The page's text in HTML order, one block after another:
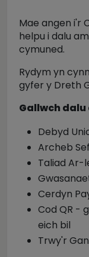
Mae angen i'r
helpu i dalu
cymuned.
Rydym yn
gyfer y Dreth
Gallwch dalu
Debyd
Archeb
Taliad Ar-
Cerdyn
Cod QR -
eich bil
Trwy'r